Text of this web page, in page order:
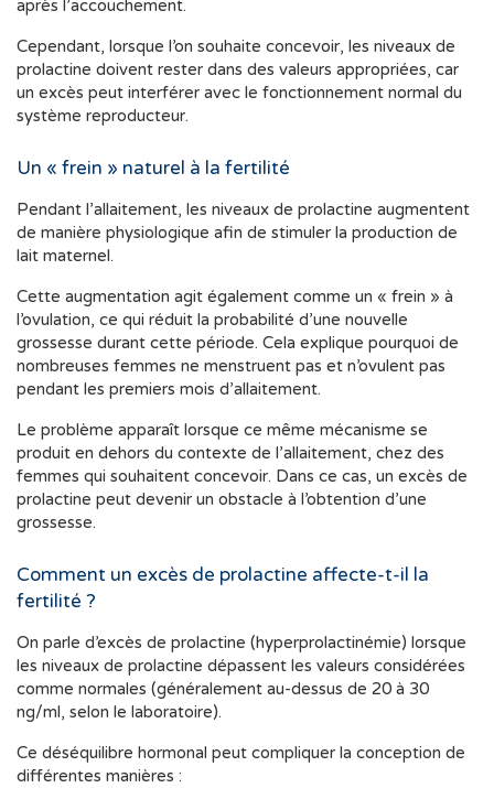
après l’accouchement.
Cependant, lorsque l’on souhaite concevoir, les niveaux de
prolactine doivent rester dans des valeurs appropriées, car
un excès peut interférer avec le fonctionnement normal du
système reproducteur.
Un « frein » naturel à la fertilité
Pendant l’allaitement, les niveaux de prolactine augmentent
de manière physiologique afin de stimuler la production de
lait maternel.
Cette augmentation agit également comme un « frein » à
l’ovulation, ce qui réduit la probabilité d’une nouvelle
grossesse durant cette période. Cela explique pourquoi de
nombreuses femmes ne menstruent pas et n’ovulent pas
pendant les premiers mois d’allaitement.
Le problème apparaît lorsque ce même mécanisme se
produit en dehors du contexte de l’allaitement, chez des
femmes qui souhaitent concevoir. Dans ce cas, un excès de
prolactine peut devenir un obstacle à l’obtention d’une
grossesse.
Comment un excès de prolactine affecte-t-il la
fertilité ?
On parle d’excès de prolactine (hyperprolactinémie) lorsque
les niveaux de prolactine dépassent les valeurs considérées
comme normales (généralement au-dessus de 20 à 30
ng/ml, selon le laboratoire).
Ce déséquilibre hormonal peut compliquer la conception de
différentes manières :